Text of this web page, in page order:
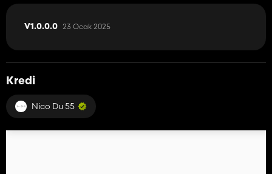
V1.0.0.0 23 Ocak 2025
Kredi
Nico Du 55